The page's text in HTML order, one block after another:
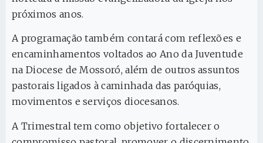
próximos anos.
A programação também contará com reflexões e
encaminhamentos voltados ao Ano da Juventude
na Diocese de Mossoró, além de outros assuntos
pastorais ligados à caminhada das paróquias,
movimentos e serviços diocesanos.
A Trimestral tem como objetivo fortalecer o